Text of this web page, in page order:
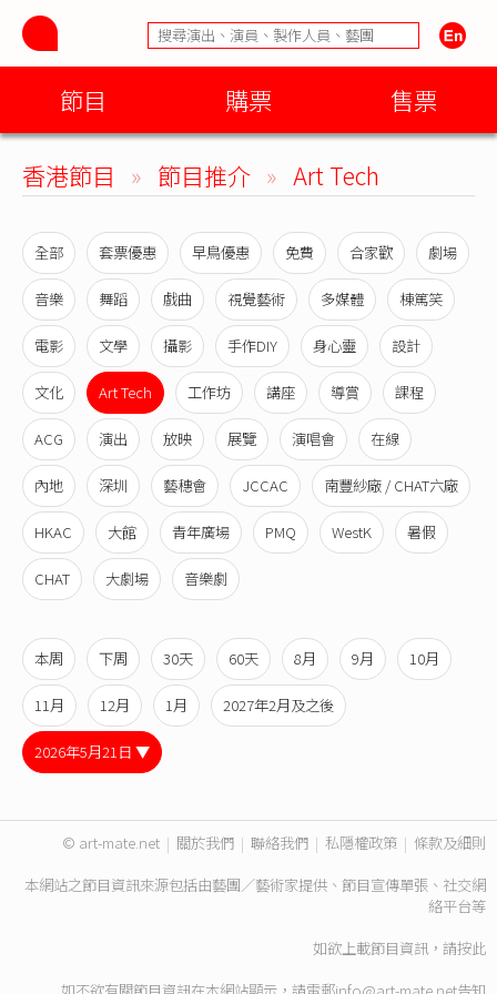
節目 購票 售票
香港節目 » 節目推介 » Art Tech
全部 套票優惠 早鳥優惠 免費 合家歡 劇場
音樂 舞蹈 戲曲 視覺藝術 多媒體 棟篤笑
電影 文學 攝影 手作DIY 身心靈 設計
文化 Art Tech 工作坊 講座 導賞 課程
ACG 演出 放映 展覽 演唱會 在線
內地 深圳 藝穗會 JCCAC 南豐紗廠 / CHAT六廠
HKAC 大館 青年廣場 PMQ WestK 暑假
CHAT 大劇場 音樂劇
本周 下周 30天 60天 8月 9月 10月
11月 12月 1月 2027年2月及之後
2026年5月21日 ▼
© art-mate.net | 關於我們 | 聯絡我們 | 私隱權政策 | 條款及細則
本網站之節目資訊來源包括由藝團／藝術家提供、節目宣傳單張、社交網
絡平台等
如欲上載節目資訊，請按此